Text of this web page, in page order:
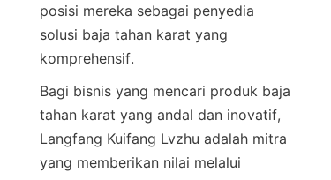
posisi mereka sebagai penyedia
solusi baja tahan karat yang
Bagi bisnis yang mencari produk baja
tahan karat yang andal dan inovatif,
Langfang Kuifang Lvzhu adalah mitra
yang memberikan nilai melalui